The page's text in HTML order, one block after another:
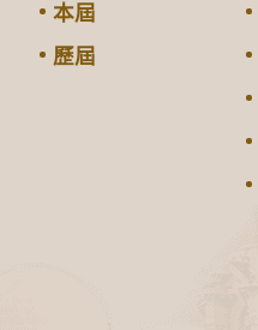
本屆
歷屆